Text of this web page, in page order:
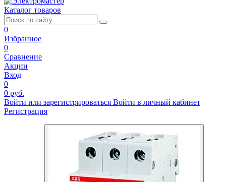
Каталог товаров
0
Избранное
0
Сравнение
Акции
Вход
0
0 руб.
Войти или зарегистрироваться Войти в личный кабинет
Регистрация